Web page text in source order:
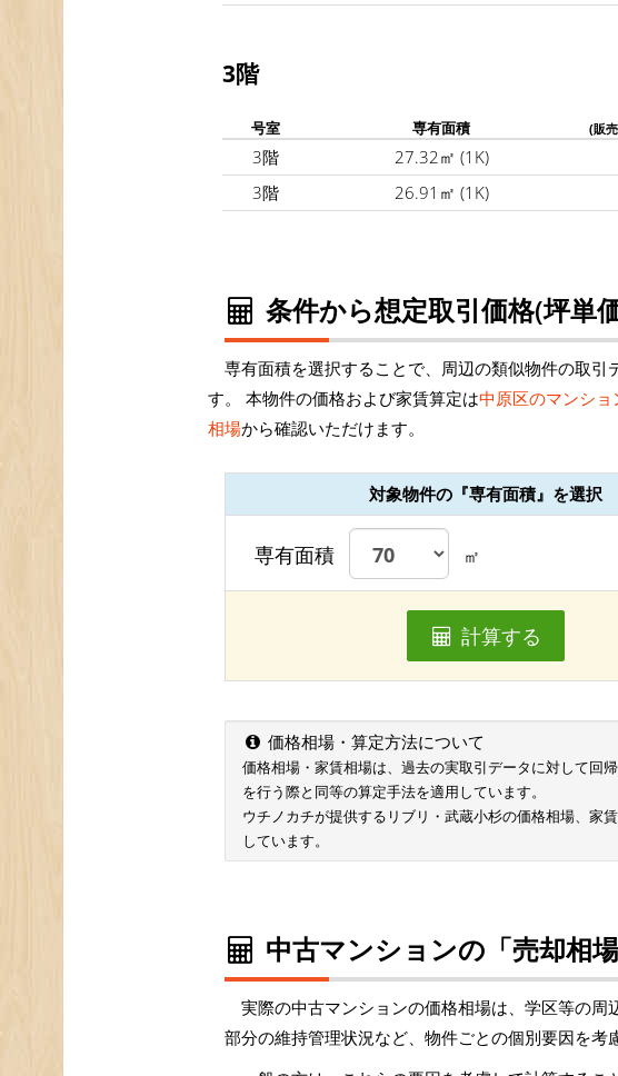
3階
号室 専有面積 (販
3階 27.32㎡ (1K)
3階
26.91㎡ (1K)
条件から想定取引価格(坪単
専有面積を選択することで、周辺の類似物件の取
す。 本物件の価格および家賃算定は中原区のマンショ
相場から確認いただけます。
対象物件の『専有面積』を選択
専有面積 ㎡
計算する
価格相場・算定方法について
価格相場・家賃相場は、過去の実取引データに対して回
を行う際と同等の算定手法を適用しています。
ウチノカチが提供するリブリ・武蔵小杉の価格相場、家
しています。
中古マンションの「売却相
実際の中古マンションの価格相場は、学区等の
部分の維持管理状況など、物件ごとの個別要因を考